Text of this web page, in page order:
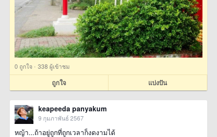
0 ถูกใจ · 338 ผู้เข้าชม
ถูกใจ แบ่งปัน
keapeeda panyakum
9 กุมภาพันธ์ 2567
หญ้า...ถ้าอยู่ถูกที่ถูกเวลาก็งดงามได้